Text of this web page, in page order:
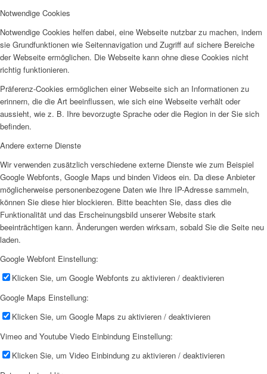
Notwendige Cookies
Notwendige Cookies helfen dabei, eine Webseite nutzbar zu machen, indem
sie Grundfunktionen wie Seitennavigation und Zugriff auf sichere Bereiche
der Webseite ermöglichen. Die Webseite kann ohne diese Cookies nicht
richtig funktionieren.
Präferenz-Cookies ermöglichen einer Webseite sich an Informationen zu
erinnern, die die Art beeinflussen, wie sich eine Webseite verhält oder
aussieht, wie z. B. Ihre bevorzugte Sprache oder die Region in der Sie sich
befinden.
Andere externe Dienste
Wir verwenden zusätzlich verschiedene externe Dienste wie zum Beispiel
Google Webfonts, Google Maps und binden Videos ein. Da diese Anbieter
möglicherweise personenbezogene Daten wie Ihre IP-Adresse sammeln,
können Sie diese hier blockieren. Bitte beachten Sie, dass dies die
Funktionalität und das Erscheinungsbild unserer Website stark
beeinträchtigen kann. Änderungen werden wirksam, sobald Sie die Seite neu
laden.
Google Webfont Einstellung:
Klicken Sie, um Google Webfonts zu aktivieren / deaktivieren
Google Maps Einstellung:
Klicken Sie, um Google Maps zu aktivieren / deaktivieren
Vimeo and Youtube Viedo Einbindung Einstellung:
Klicken Sie, um Video Einbindung zu aktivieren / deaktivieren